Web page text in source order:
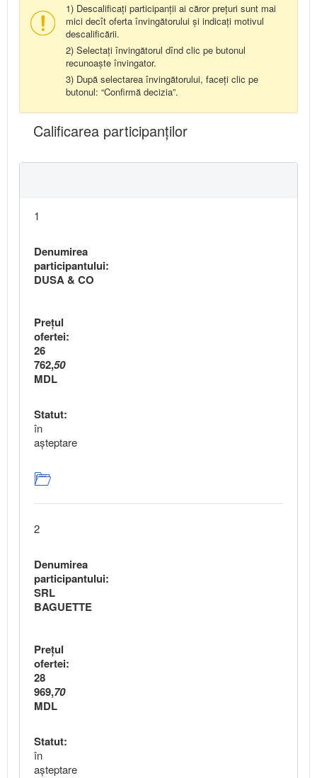
1) Descalificați participanții ai căror prețuri sunt mai
mici decît oferta învingătorului și indicați motivul
descalificării.
2) Selectați învingătorul dînd clic pe butonul
recunoaște învingator.
3) După selectarea învingătorului, faceți clic pe
butonul: “Confirmă decizia”.
Calificarea participanţilor
1
Denumirea
participantului:
DUSA & CO
Preţul
ofertei:
26
762,50
MDL
Statut:
în
aşteptare
2
Denumirea
participantului:
SRL
BAGUETTE
Preţul
ofertei:
28
969,70
MDL
Statut:
în
aşteptare